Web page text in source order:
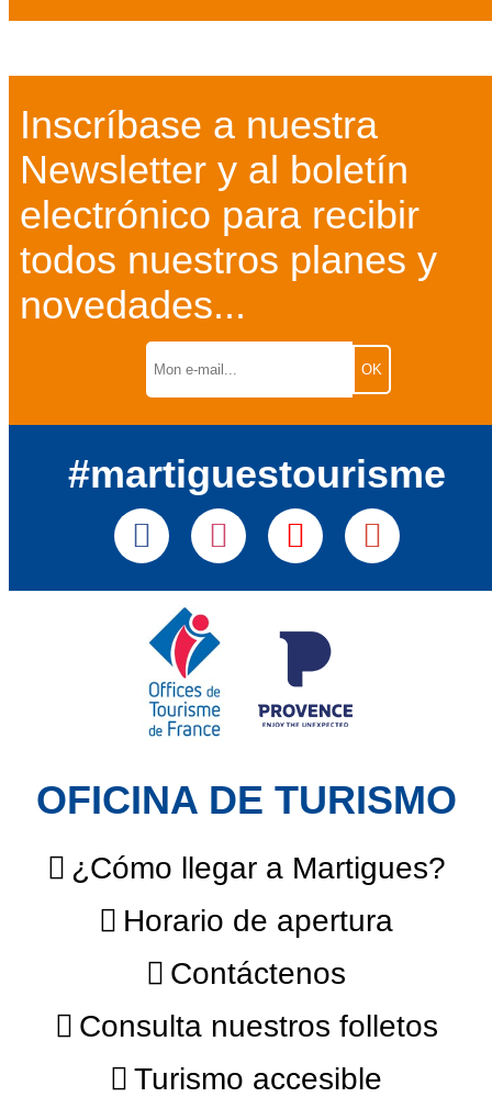
Inscríbase a nuestra
Newsletter y al boletín
electrónico para recibir
todos nuestros planes y
novedades...
#martiguestourisme
OFICINA DE TURISMO
¿Cómo llegar a Martigues?
Horario de apertura
Contáctenos
Consulta nuestros folletos
Turismo accesible